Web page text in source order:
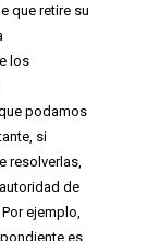
que retire su
los
podamos
si
resolverlas,
de
ejemplo,
es